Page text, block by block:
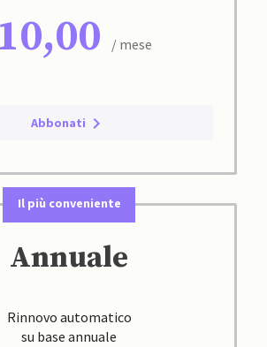
10,00 / mese
Abbonati
Il più conveniente
Annuale
Rinnovo automatico
su base annuale